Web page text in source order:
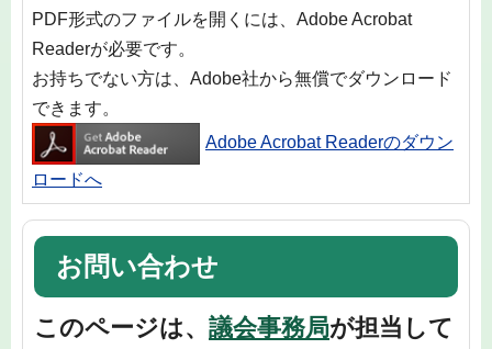
PDF形式のファイルを開くには、Adobe Acrobat
Readerが必要です。
お持ちでない方は、Adobe社から無償でダウンロード
できます。
Adobe Acrobat Readerのダウン
ロードへ
お問い合わせ
このページは、 議会事務局が担当して